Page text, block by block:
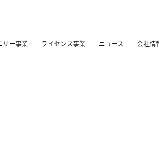
[3] => )
リー事業 ライセンス事業 ニュース 会社情